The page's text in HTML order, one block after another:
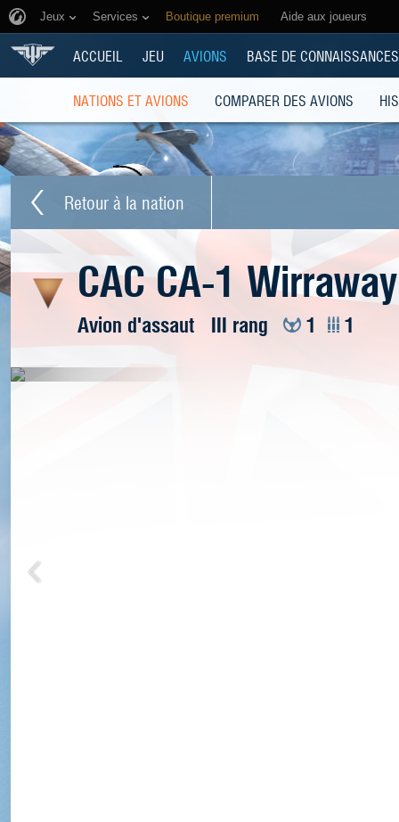
Jeux Services Boutique premium Aide aux joueurs
ACCUEIL JEU AVIONS BASE DE CONNAISSANCES
NATIONS ET AVIONS COMPARER DES AVIONS
Retour à la nation
CAC CA-1 Wirraway
Avion d'assaut III rang 1 1